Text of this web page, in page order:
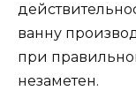
ванну
при
незаметен.